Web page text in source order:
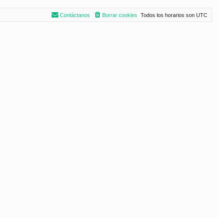
Todos los horarios son UTC
Borrar cookies
Contáctanos